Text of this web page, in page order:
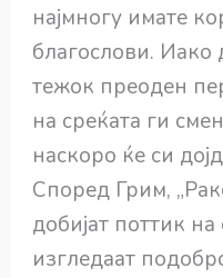
најмногу имате
благослови.
тежок преоден
на среќата ги
наскоро ќе си
Според Грим,
добијат поттик
изгледаат